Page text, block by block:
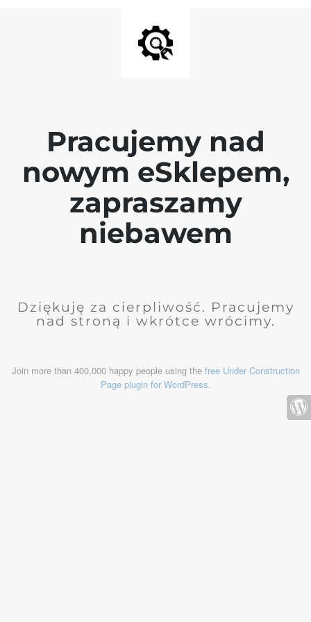
Pracujemy nad
nowym eSklepem,
zapraszamy
niebawem
Dziękuję za cierpliwość. Pracujemy
nad stroną i wkrótce wrócimy.
Join more than 400,000 happy people using the free Under Construction
Page plugin for WordPress.